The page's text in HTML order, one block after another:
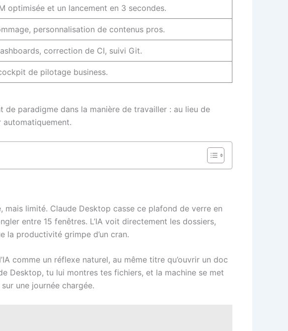
optimisée et un lancement en 3 secondes.
personnalisation de contenus pros.
correction de CI, suivi Git.
de pilotage business.
de paradigme dans la manière de travailler : au lieu de
mais limité. Claude Desktop casse ce plafond de verre en
entre 15 fenêtres. L’IA voit directement les dossiers,
la productivité grimpe d’un cran.
comme un réflexe naturel, au même titre qu’ouvrir un doc
Desktop, tu lui montres tes fichiers, et la machine se met
une journée chargée.